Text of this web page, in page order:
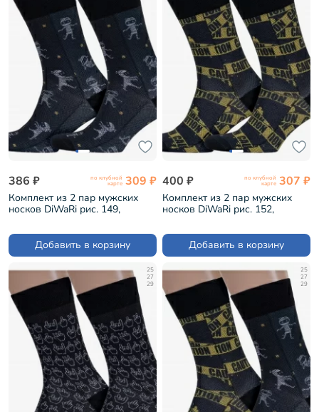
386 ₽ по клубной
карте 309 ₽
Комплект из 2 пар мужских
носков DiWaRi рис. 149,
Добавить в корзину
400 ₽ по клубной
карте 307 ₽
Комплект из 2 пар мужских
носков DiWaRi рис. 152,
Добавить в корзину
25
27
29
25
27
29